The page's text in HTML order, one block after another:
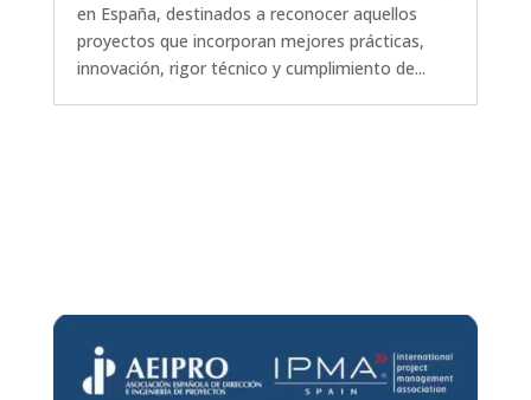
en España, destinados a reconocer aquellos
proyectos que incorporan mejores prácticas,
innovación, rigor técnico y cumplimiento de...